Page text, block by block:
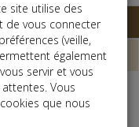
site utilise des
de vous connecter
(veille,
également
servir et vous
Vous
que nous